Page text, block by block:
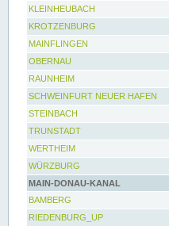
KLEINHEUBACH
KROTZENBURG
MAINFLINGEN
OBERNAU
RAUNHEIM
SCHWEINFURT NEUER HAFEN
STEINBACH
TRUNSTADT
WERTHEIM
WÜRZBURG
MAIN-DONAU-KANAL
BAMBERG
RIEDENBURG_UP